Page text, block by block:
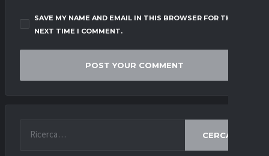
SAVE MY NAME AND EMAIL IN THIS BROWSER FOR THE
NEXT TIME I COMMENT.
CERCA